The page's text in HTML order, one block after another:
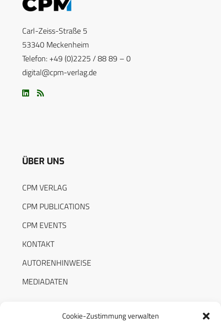
Cookie-Zustimmung verwalten
Carl-Zeiss-Straße 5
53340 Meckenheim
Telefon: +49 (0)2225 / 88 89 – 0
digital@cpm-verlag.de
ÜBER UNS
CPM VERLAG
CPM PUBLICATIONS
CPM EVENTS
KONTAKT
AUTORENHINWEISE
MEDIADATEN